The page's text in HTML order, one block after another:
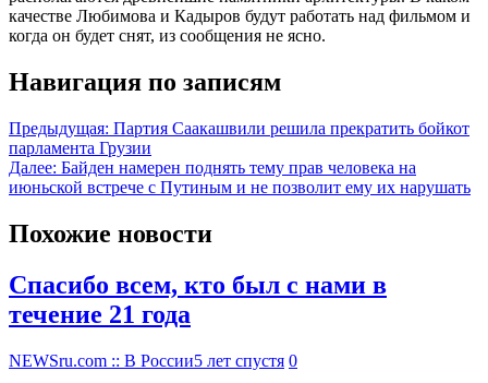
качестве Любимова и Кадыров будут работать над фильмом и
когда он будет снят, из сообщения не ясно.
Навигация по записям
Предыдущая: Партия Саакашвили решила прекратить бойкот
парламента Грузии
Далее: Байден намерен поднять тему прав человека на
июньской встрече с Путиным и не позволит ему их нарушать
Похожие новости
Спасибо всем, кто был с нами в
течение 21 года
NEWSru.com :: В России5 лет спустя 0